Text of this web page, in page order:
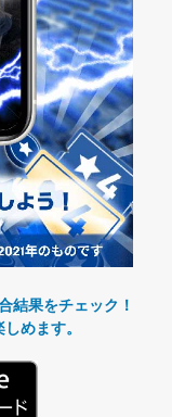
結果をチェック！
めます。